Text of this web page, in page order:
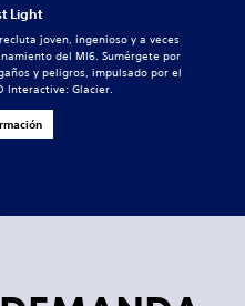
Light
joven, ingenioso y a veces
del MI6. Sumérgete por
y peligros, impulsado por el
Interactive: Glacier.